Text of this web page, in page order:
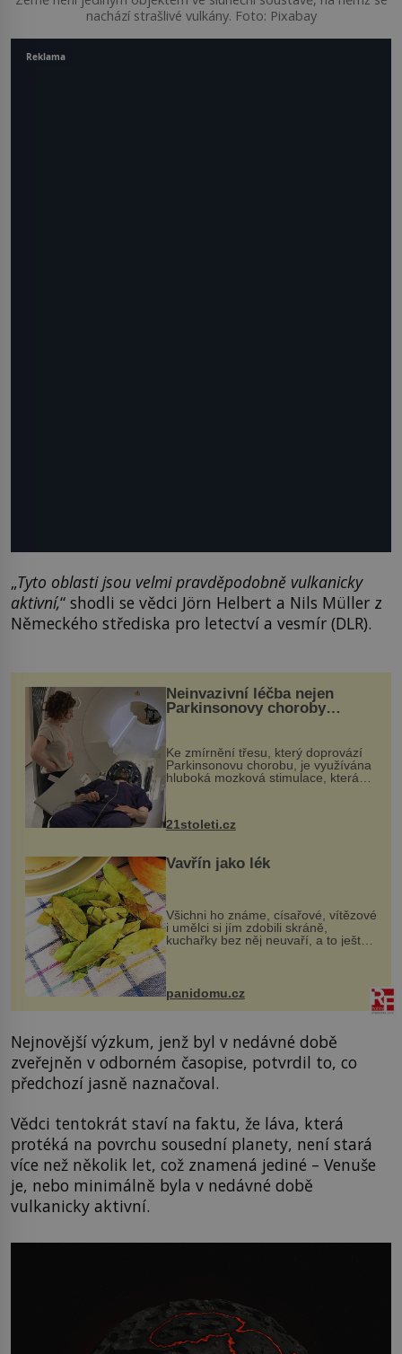
nachází strašlivé vulkány. Foto: Pixabay
„Tyto oblasti jsou velmi pravděpodobně vulkanicky
aktivní,“ shodli se vědci Jörn Helbert a Nils Müller z
Německého střediska pro letectví a vesmír (DLR).
Neinvazivní léčba nejen
Parkinsonovy choroby
Ke zmírnění třesu, který doprovází
Parkinsonovu chorobu, je využívána
hluboká mozková stimulace, která
však vyžaduje vysoce invazivní
k dostatečně přesnému zacílení ...
21stoleti.cz
Vavřín jako lék
Všichni ho známe, císařové, vítězové
i umělci si jím zdobili skráně,
kuchařky bez něj neuvaří, a to ještě
nevíte, že bobkový list může výrazně
zmírnit některé naše neduhy.
Obsahuje v malém množství ně...
panidomu.cz
Nejnovější výzkum, jenž byl v nedávné době
zveřejněn v odborném časopise, potvrdil to, co
předchozí jasně naznačoval.
Vědci tentokrát staví na faktu, že láva, která
protéká na povrchu sousední planety, není stará
více než několik let, což znamená jediné – Venuše
je, nebo minimálně byla v nedávné době
vulkanicky aktivní.
Reklama